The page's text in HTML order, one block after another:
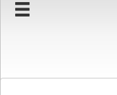
Подаръците на
Картичките на